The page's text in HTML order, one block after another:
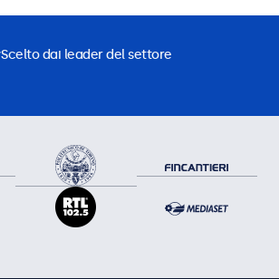
Scelto dai leader del settore